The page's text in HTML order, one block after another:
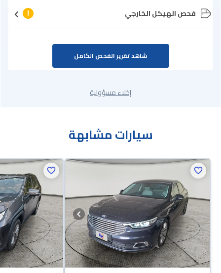
فحص الهيكل الخارجي
شاهد تقرير الفحص الكامل
إخلاء مسؤولية
سيارات مشابهة